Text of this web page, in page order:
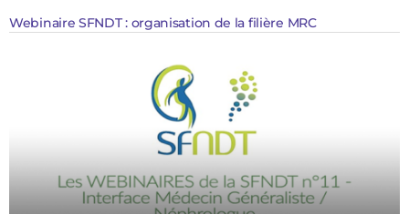
Webinaire SFNDT : organisation de la filière MRC